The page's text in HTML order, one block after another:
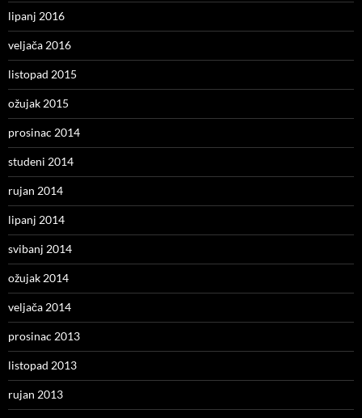
lipanj 2016
veljača 2016
listopad 2015
ožujak 2015
prosinac 2014
studeni 2014
rujan 2014
lipanj 2014
svibanj 2014
ožujak 2014
veljača 2014
prosinac 2013
listopad 2013
rujan 2013